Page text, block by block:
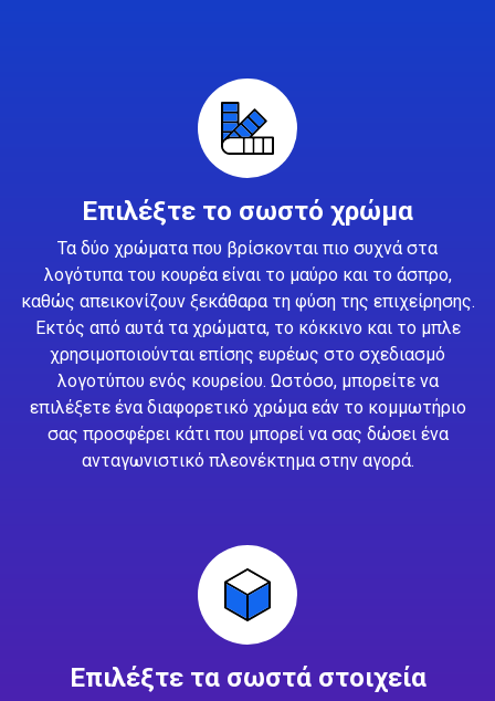
Επιλέξτε το σωστό χρώμα
Τα δύο χρώματα που βρίσκονται πιο συχνά στα
λογότυπα του κουρέα είναι το μαύρο και το άσπρο,
καθώς απεικονίζουν ξεκάθαρα τη φύση της επιχείρησης.
Εκτός από αυτά τα χρώματα, το κόκκινο και το μπλε
χρησιμοποιούνται επίσης ευρέως στο σχεδιασμό
λογοτύπου ενός κουρείου. Ωστόσο, μπορείτε να
επιλέξετε ένα διαφορετικό χρώμα εάν το κομμωτήριο
σας προσφέρει κάτι που μπορεί να σας δώσει ένα
ανταγωνιστικό πλεονέκτημα στην αγορά.
Επιλέξτε τα σωστά στοιχεία